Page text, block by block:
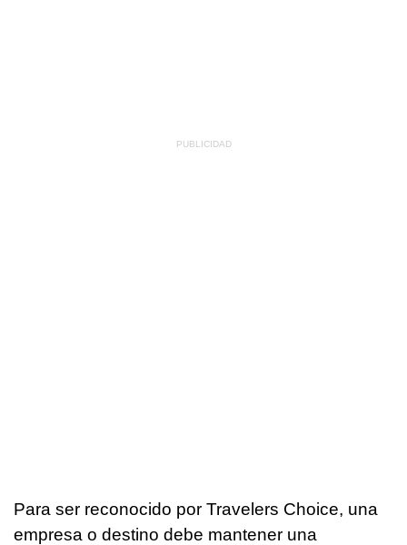
Para ser reconocido por Travelers Choice, una
empresa o destino debe mantener una